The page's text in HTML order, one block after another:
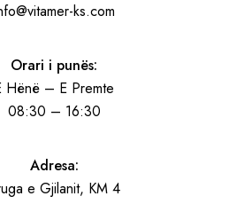
ks.com
Orari i punës:
Hënë – E Premte
08:30 – 16:30
Adresa:
e Gjilanit, KM 4